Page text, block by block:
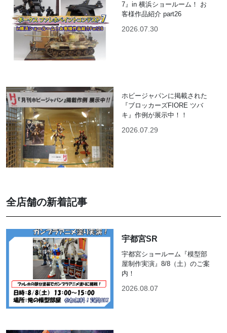
7』in 横浜ショールーム！ お
客様作品紹介 part26
2026.07.30
ホビージャパンに掲載された
『ブロッカーズFIORE ツバ
キ』作例が展示中！！
2026.07.29
全店舗の新着記事
宇都宮SR
宇都宮ショールーム『模型部
屋制作実演』8/8（土）のご案
内！
2026.08.07